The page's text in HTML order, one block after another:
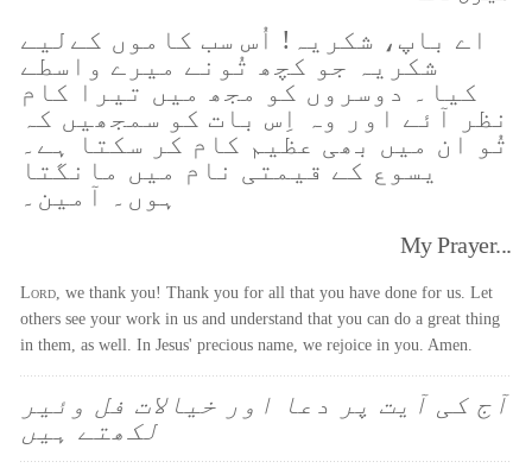
اے باپ، شکریہ! اُس سب کاموں کےلیے
شکریہ جو کچھ تُونے میرے واسطے
کیا۔ دوسروں کو مجھ میں تیرا کام
نظر آئے اور وہ اِس بات کو سمجھیں کہ
تُو ان میں بھی عظیم کام کر سکتا ہے۔
یسوع کے قیمتی نام میں مانگتا
ہوں۔ آمین۔
My Prayer...
Lord, we thank you! Thank you for all that you have done for us. Let
others see your work in us and understand that you can do a great thing
in them, as well. In Jesus' precious name, we rejoice in you. Amen.
آج کی آیت پر دعا اور خیالات فل وئیر
لکھتے ہیں